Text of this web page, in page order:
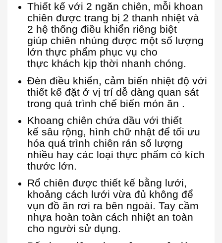
Thiết kế với 2 ngăn chiên, mỗi khoan
chiên được trang bị 2 thanh nhiệt và
2 hệ thống điều khiển riêng biệt
giúp chiên nhúng được một số lượng
lớn thực phẩm phục vụ cho
thực khách kịp thời nhanh chóng.
Đèn điều khiển, cảm biến nhiệt độ với
thiết kế đặt ở vị trí dễ dàng quan sát
trong quá trình chế biến món ăn .
Khoang chiên chứa dầu với thiết
kế sâu rộng, hình chữ nhật để tối ưu
hóa quá trình chiên rán số lượng
nhiều hay các loại thực phẩm có kích
thước lớn.
Rổ chiên được thiết kế bằng lưới,
khoảng cách lưới vừa đủ không để
vụn đồ ăn rơi ra bên ngoài. Tay cầm
nhựa hoàn toàn cách nhiệt an toàn
cho người sử dụng.